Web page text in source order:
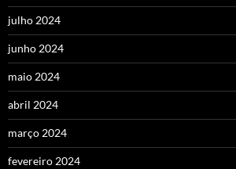
julho 2024
junho 2024
maio 2024
abril 2024
março 2024
fevereiro 2024